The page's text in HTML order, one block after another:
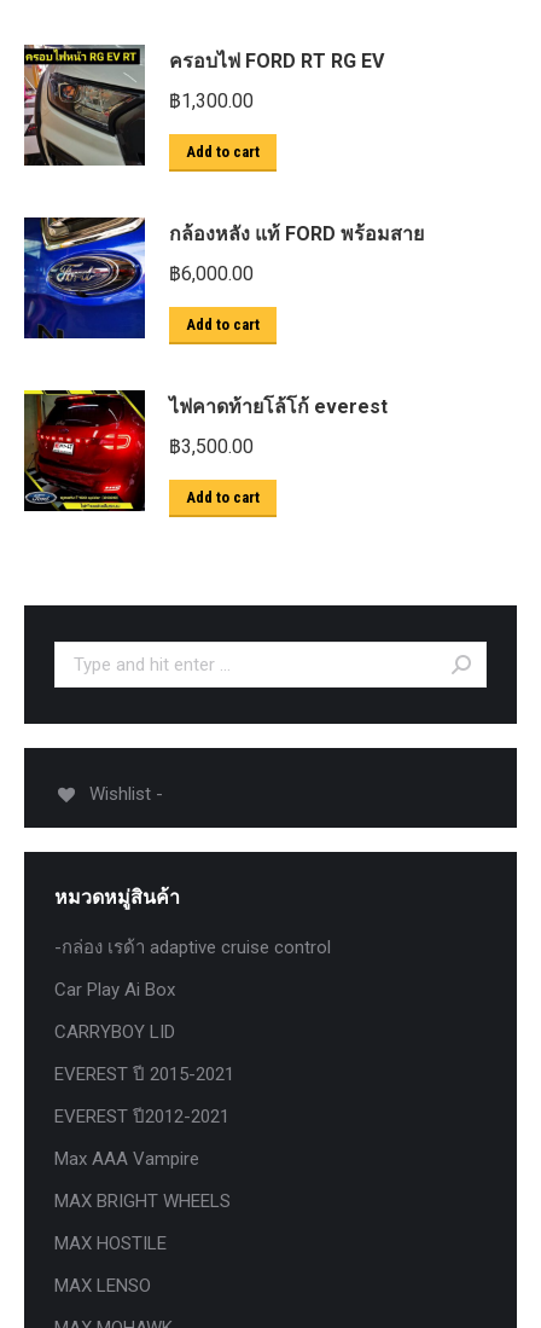
ครอบไฟ FORD RT RG EV
฿1,300.00
Add to cart
กล้องหลัง แท้ FORD พร้อมสาย
฿6,000.00
Add to cart
ไฟคาดท้ายโล้โก้ everest
฿3,500.00
Add to cart
Search:
Wishlist -
หมวดหมู่สินค้า
-กล่อง เรด้า adaptive cruise control
Car Play Ai Box
CARRYBOY LID
EVEREST ปี 2015-2021
EVEREST ปี2012-2021
Max AAA Vampire
MAX BRIGHT WHEELS
MAX HOSTILE
MAX LENSO